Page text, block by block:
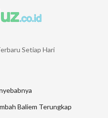
Setiap Hari
Baliem Terungkap